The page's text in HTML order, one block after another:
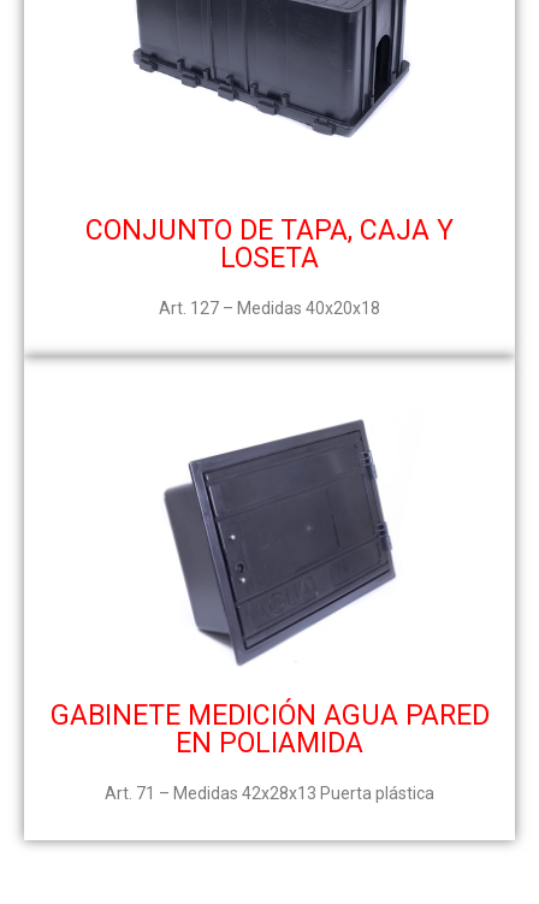
CONJUNTO DE TAPA, CAJA Y
LOSETA
Art. 127 – Medidas 40x20x18
GABINETE MEDICIÓN AGUA PARED
EN POLIAMIDA
Art. 71 – Medidas 42x28x13 Puerta plástica